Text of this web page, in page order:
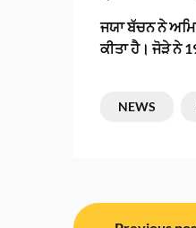
ਜਯਾ ਬੱਚਨ ਨੇ
ਕੀਤਾ ਹੈ। ਜੋੜੇ ਨੇ
NEWS